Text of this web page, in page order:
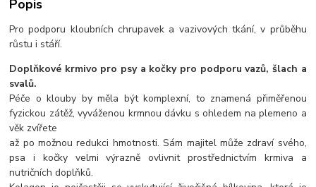
Popis
Pro podporu kloubních chrupavek a vazivových tkání, v průběhu
růstu i stáří.
Doplňkové krmivo pro psy a kočky pro podporu vazů, šlach a
svalů.
Péče o klouby by měla být komplexní, to znamená přiměřenou
fyzickou zátěž, vyváženou krmnou dávku s ohledem na plemeno a
věk zvířete
až po možnou redukci hmotnosti. Sám majitel může zdraví svého,
psa i kočky velmi výrazně ovlivnit prostřednictvím krmiva a
nutričních doplňků.